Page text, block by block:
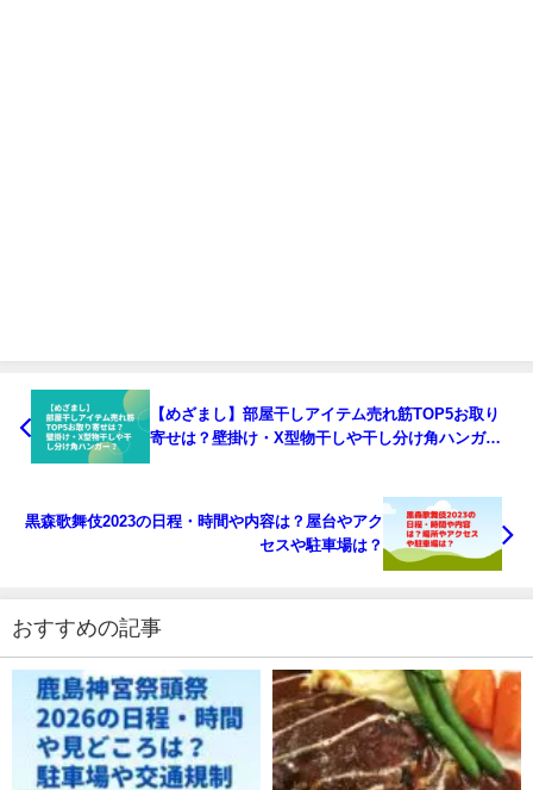
【めざまし】部屋干しアイテム売れ筋TOP5お取り
寄せは？壁掛け・X型物干しや干し分け角ハンガ
黒森歌舞伎2023の日程・時間や内容は？屋台やアク
セスや駐車場は？
おすすめの記事